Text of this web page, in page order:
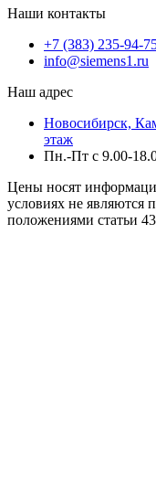
Наши контакты
+7 (383) 235-94-
info@siemens1.ru
Наш адрес
Новосибирск,
этаж
Пн.-Пт с 9.00-
Цены носят
условиях не являются
положениями статьи